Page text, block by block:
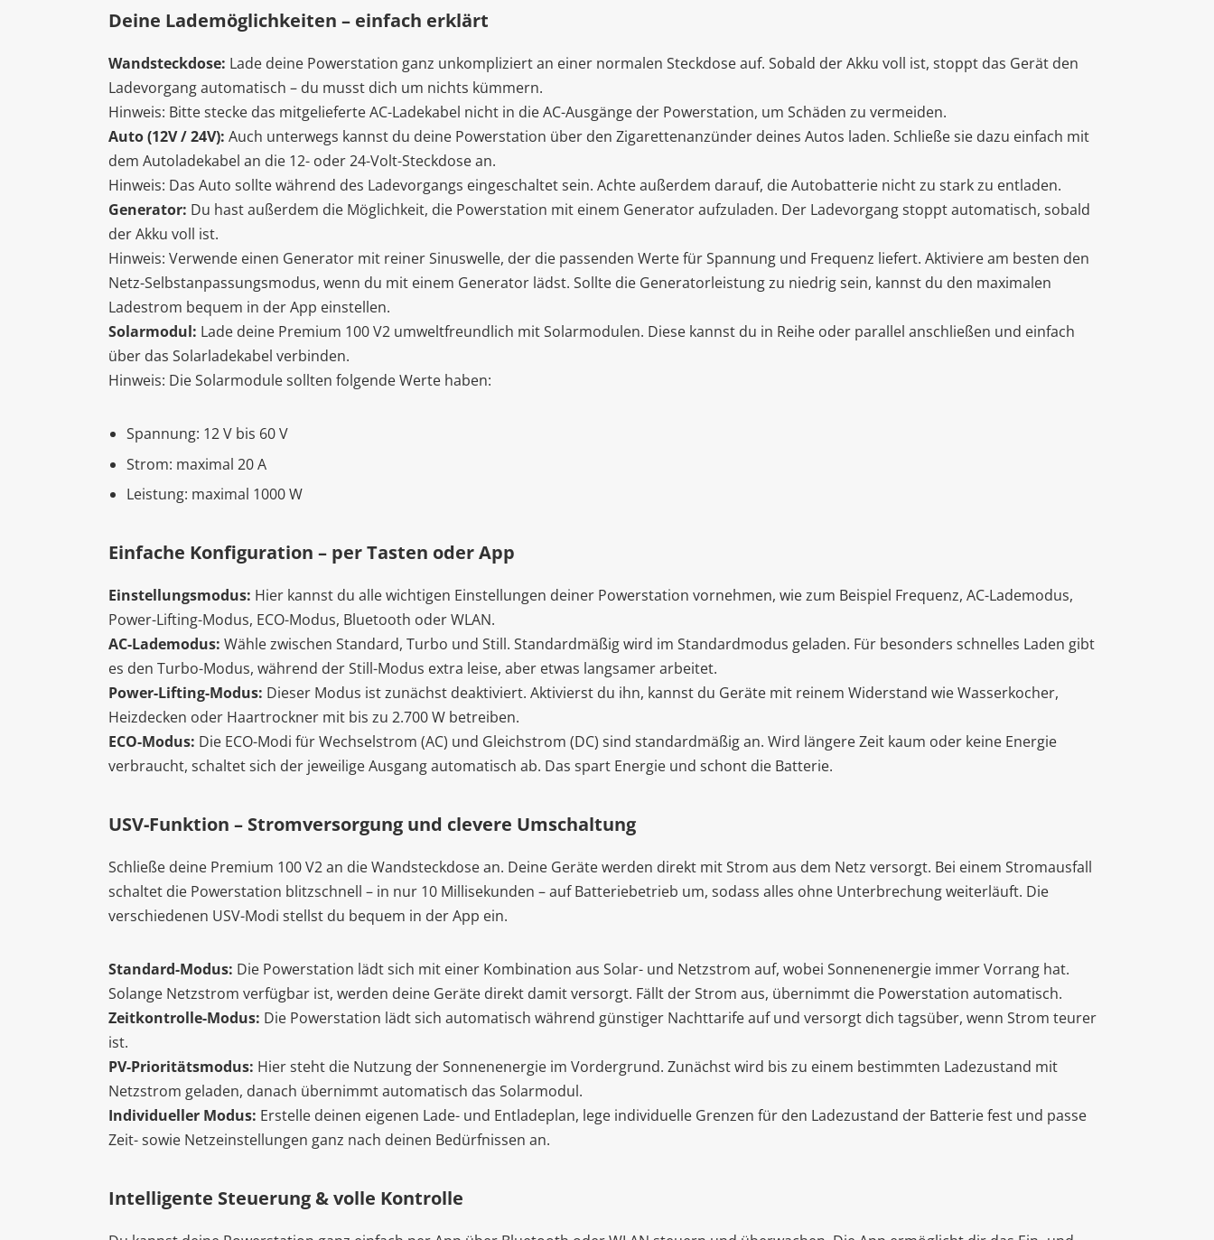
Deine Lademöglichkeiten – einfach erklärt
Wandsteckdose: Lade deine Powerstation ganz unkompliziert an einer normalen Steckdose auf. Sobald der Akku voll ist, stoppt das Gerät den
Ladevorgang automatisch – du musst dich um nichts kümmern.
Hinweis: Bitte stecke das mitgelieferte AC-Ladekabel nicht in die AC-Ausgänge der Powerstation, um Schäden zu vermeiden.
Auto (12V / 24V): Auch unterwegs kannst du deine Powerstation über den Zigarettenanzünder deines Autos laden. Schließe sie dazu einfach mit
dem Autoladekabel an die 12- oder 24-Volt-Steckdose an.
Hinweis: Das Auto sollte während des Ladevorgangs eingeschaltet sein. Achte außerdem darauf, die Autobatterie nicht zu stark zu entladen.
Generator: Du hast außerdem die Möglichkeit, die Powerstation mit einem Generator aufzuladen. Der Ladevorgang stoppt automatisch, sobald
der Akku voll ist.
Hinweis: Verwende einen Generator mit reiner Sinuswelle, der die passenden Werte für Spannung und Frequenz liefert. Aktiviere am besten den
Netz-Selbstanpassungsmodus, wenn du mit einem Generator lädst. Sollte die Generatorleistung zu niedrig sein, kannst du den maximalen
Ladestrom bequem in der App einstellen.
Solarmodul: Lade deine Premium 100 V2 umweltfreundlich mit Solarmodulen. Diese kannst du in Reihe oder parallel anschließen und einfach
über das Solarladekabel verbinden.
Hinweis: Die Solarmodule sollten folgende Werte haben:
Spannung: 12 V bis 60 V
Strom: maximal 20 A
Leistung: maximal 1000 W
Einfache Konfiguration – per Tasten oder App
Einstellungsmodus: Hier kannst du alle wichtigen Einstellungen deiner Powerstation vornehmen, wie zum Beispiel Frequenz, AC-Lademodus,
Power-Lifting-Modus, ECO-Modus, Bluetooth oder WLAN.
AC-Lademodus: Wähle zwischen Standard, Turbo und Still. Standardmäßig wird im Standardmodus geladen. Für besonders schnelles Laden gibt
es den Turbo-Modus, während der Still-Modus extra leise, aber etwas langsamer arbeitet.
Power-Lifting-Modus: Dieser Modus ist zunächst deaktiviert. Aktivierst du ihn, kannst du Geräte mit reinem Widerstand wie Wasserkocher,
Heizdecken oder Haartrockner mit bis zu 2.700 W betreiben.
ECO-Modus: Die ECO-Modi für Wechselstrom (AC) und Gleichstrom (DC) sind standardmäßig an. Wird längere Zeit kaum oder keine Energie
verbraucht, schaltet sich der jeweilige Ausgang automatisch ab. Das spart Energie und schont die Batterie.
USV-Funktion – Stromversorgung und clevere Umschaltung
Schließe deine Premium 100 V2 an die Wandsteckdose an. Deine Geräte werden direkt mit Strom aus dem Netz versorgt. Bei einem Stromausfall
schaltet die Powerstation blitzschnell – in nur 10 Millisekunden – auf Batteriebetrieb um, sodass alles ohne Unterbrechung weiterläuft. Die
verschiedenen USV-Modi stellst du bequem in der App ein.
Standard-Modus: Die Powerstation lädt sich mit einer Kombination aus Solar- und Netzstrom auf, wobei Sonnenenergie immer Vorrang hat.
Solange Netzstrom verfügbar ist, werden deine Geräte direkt damit versorgt. Fällt der Strom aus, übernimmt die Powerstation automatisch.
Zeitkontrolle-Modus: Die Powerstation lädt sich automatisch während günstiger Nachttarife auf und versorgt dich tagsüber, wenn Strom teurer
ist.
PV-Prioritätsmodus: Hier steht die Nutzung der Sonnenenergie im Vordergrund. Zunächst wird bis zu einem bestimmten Ladezustand mit
Netzstrom geladen, danach übernimmt automatisch das Solarmodul.
Individueller Modus: Erstelle deinen eigenen Lade- und Entladeplan, lege individuelle Grenzen für den Ladezustand der Batterie fest und passe
Zeit- sowie Netzeinstellungen ganz nach deinen Bedürfnissen an.
Intelligente Steuerung & volle Kontrolle